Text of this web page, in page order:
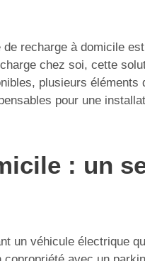
recharge à domicile
chez soi, cette
plusieurs
pour une
: un
un véhicule électrique